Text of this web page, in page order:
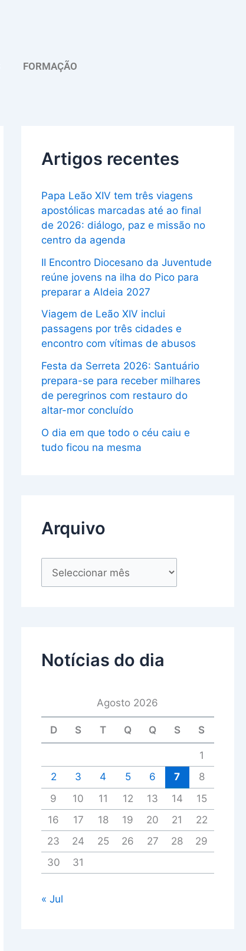
FORMAÇÃO
Artigos recentes
Papa Leão XIV tem três viagens
apostólicas marcadas até ao final
de 2026: diálogo, paz e missão no
centro da agenda
II Encontro Diocesano da Juventude
reúne jovens na ilha do Pico para
preparar a Aldeia 2027
Viagem de Leão XIV inclui
passagens por três cidades e
encontro com vítimas de abusos
Festa da Serreta 2026: Santuário
prepara-se para receber milhares
de peregrinos com restauro do
altar-mor concluído
O dia em que todo o céu caiu e
tudo ficou na mesma
Arquivo
u
Notícias do dia
Agosto 2026
D S T Q Q S S
1
2
3 4 5 6 7
8
9
10 11 12 13 14
15
16
17 18 19 20 21
22
23
24 25 26 27 28
29
30
31
« Jul